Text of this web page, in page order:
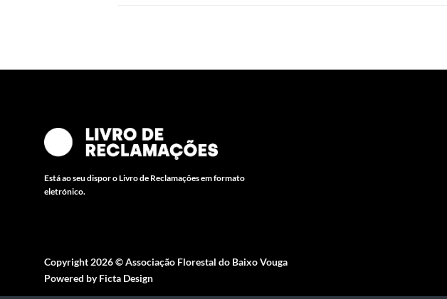
Está ao seu dispor o Livro de Reclamações em formato
eletrónico.
Copyright 2026 ©Associação Florestal do Baixo Vouga
Powered byFicta Design